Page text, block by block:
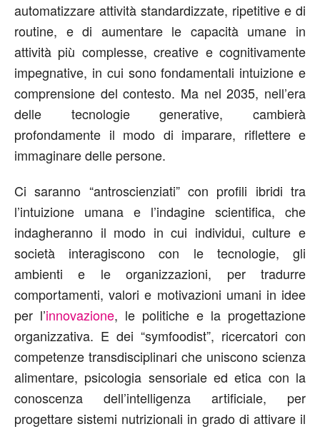
automatizzare attività standardizzate, ripetitive e di
routine, e di aumentare le capacità umane in
attività più complesse, creative e cognitivamente
impegnative, in cui sono fondamentali intuizione e
comprensione del contesto. Ma nel 2035, nell’era
delle tecnologie generative, cambierà
profondamente il modo di imparare, riflettere e
immaginare delle persone.
Ci saranno “antroscienziati” con profili ibridi tra
l’intuizione umana e l’indagine scientifica, che
indagheranno il modo in cui individui, culture e
società interagiscono con le tecnologie, gli
ambienti e le organizzazioni, per tradurre
comportamenti, valori e motivazioni umani in idee
per l’innovazione, le politiche e la progettazione
organizzativa. E dei “symfoodist”, ricercatori con
competenze transdisciplinari che uniscono scienza
alimentare, psicologia sensoriale ed etica con la
conoscenza dell’intelligenza artificiale, per
progettare sistemi nutrizionali in grado di attivare il